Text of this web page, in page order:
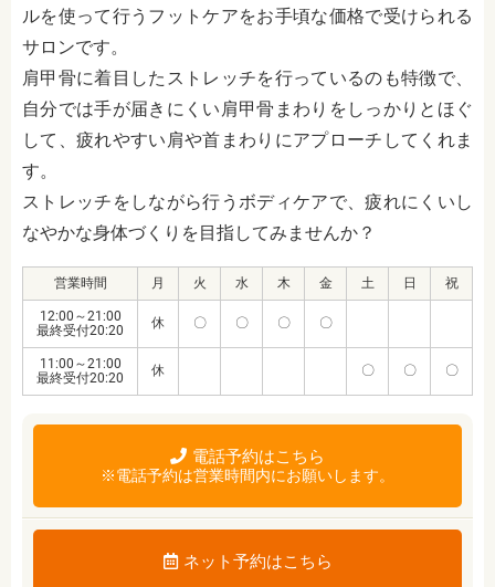
ルを使って行うフットケアをお手頃な価格で受けられる
サロンです。
肩甲骨に着目したストレッチを行っているのも特徴で、
自分では手が届きにくい肩甲骨まわりをしっかりとほぐ
して、疲れやすい肩や首まわりにアプローチしてくれま
す。
ストレッチをしながら行うボディケアで、疲れにくいし
なやかな身体づくりを目指してみませんか？
営業時間 月 火 水 木 金 土 日 祝
12:00～21:00
最終受付20:20
休 〇 〇 〇 〇
11:00～21:00
最終受付20:20
休 〇 〇 〇
電話予約はこちら
※電話予約は営業時間内にお願いします。
ネット予約はこちら